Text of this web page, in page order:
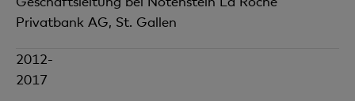
Privatbank AG, St. Gallen
2012-
2017